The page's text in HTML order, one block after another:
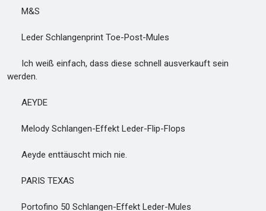
M&S
Leder Schlangenprint Toe-Post-Mules
Ich weiß einfach, dass diese schnell ausverkauft sein
werden.
AEYDE
Melody Schlangen-Effekt Leder-Flip-Flops
Aeyde enttäuscht mich nie.
PARIS TEXAS
Portofino 50 Schlangen-Effekt Leder-Mules